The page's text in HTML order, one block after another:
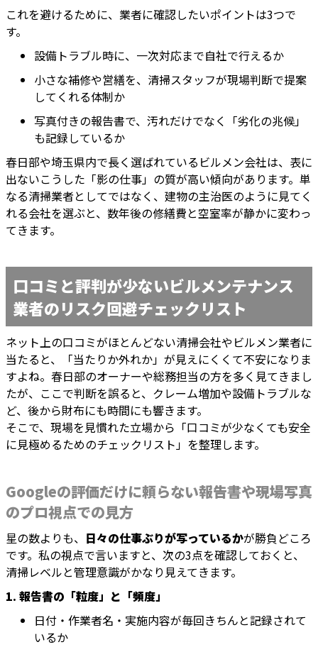
これを避けるために、業者に確認したいポイントは3つで
す。
設備トラブル時に、一次対応まで自社で行えるか
小さな補修や営繕を、清掃スタッフが現場判断で提案
してくれる体制か
写真付きの報告書で、汚れだけでなく「劣化の兆候」
も記録しているか
春日部や埼玉県内で長く選ばれているビルメン会社は、表に
出ないこうした「影の仕事」の質が高い傾向があります。単
なる清掃業者としてではなく、建物の主治医のように見てく
れる会社を選ぶと、数年後の修繕費と空室率が静かに変わっ
てきます。
口コミと評判が少ないビルメンテナンス
業者のリスク回避チェックリスト
ネット上の口コミがほとんどない清掃会社やビルメン業者に
当たると、「当たりか外れか」が見えにくくて不安になりま
すよね。春日部のオーナーや総務担当の方を多く見てきまし
たが、ここで判断を誤ると、クレーム増加や設備トラブルな
ど、後から財布にも時間にも響きます。
そこで、現場を見慣れた立場から「口コミが少なくても安全
に見極めるためのチェックリスト」を整理します。
Googleの評価だけに頼らない報告書や現場写真
のプロ視点での見方
星の数よりも、 日々の仕事ぶりが写っているかが勝負どころ
です。私の視点で言いますと、次の3点を確認しておくと、
清掃レベルと管理意識がかなり見えてきます。
1. 報告書の「粒度」と「頻度」
日付・作業者名・実施内容が毎回きちんと記録されて
いるか